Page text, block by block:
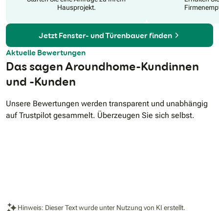
Rollläden, Beschattungen und Überdachungen bis zum
fachmännischen und schnellen Einbau der neuen Produkte.
Hausprojekt.
Jetzt Fenster- und Türenbauer finden
Aktuelle Bewertungen
Das sagen Aroundhome-Kundinnen
und -Kunden
Unsere Bewertungen werden transparent und unabhängig
auf Trustpilot gesammelt. Überzeugen Sie sich selbst.
Hinweis: Dieser Text wurde unter Nutzung von KI erstellt.